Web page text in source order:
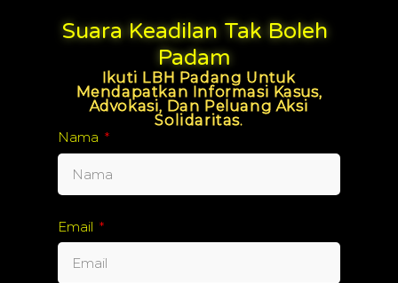
Suara Keadilan Tak Boleh
Padam
Ikuti LBH Padang Untuk
Mendapatkan Informasi Kasus,
Advokasi, Dan Peluang Aksi
Solidaritas.
Nama
Email